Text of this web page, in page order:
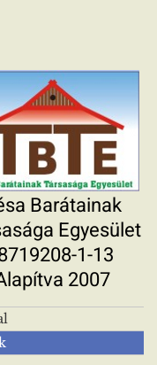
Barátainak
Egyesület
1-13
2007